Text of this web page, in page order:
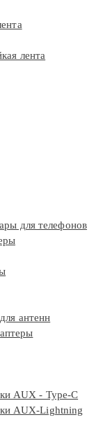
лента
для телефонов
антенн
AUX - Type-C
AUX-Lightning